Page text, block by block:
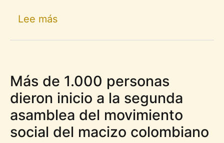
Lee mássobre Conflicto con la canadiense
Más de 1.000 personas
dieron inicio a la segunda
asamblea del movimiento
social del macizo colombiano